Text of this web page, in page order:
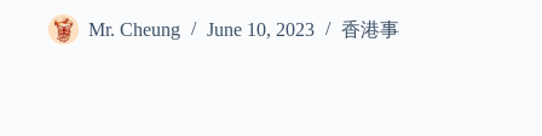
Mr. Cheung June 10, 2023 香港事